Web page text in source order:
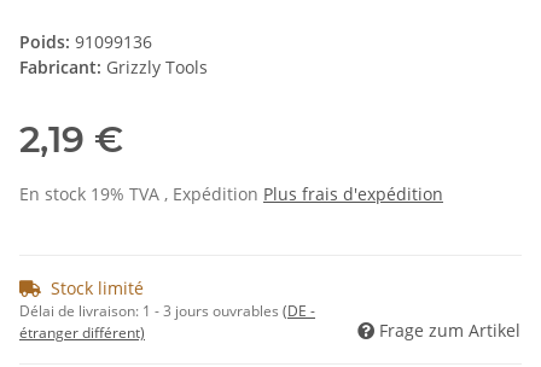
Poids: 91099136
Fabricant: Grizzly Tools
2,19 €
En stock 19% TVA , Expédition Plus frais d'expédition
Stock limité
Délai de livraison: 1 - 3 jours ouvrables (DE -
étranger différent)
Frage zum Artikel